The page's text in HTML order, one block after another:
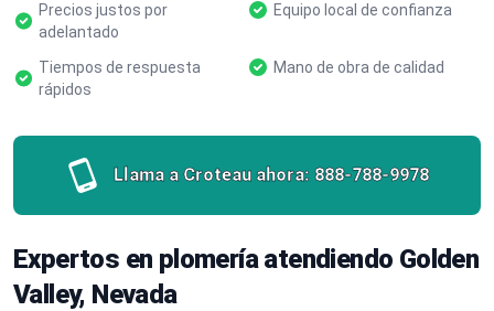
Precios justos por
adelantado
Equipo local de confianza
Tiempos de respuesta
rápidos
Mano de obra de calidad
Llama a Croteau ahora: 888-788-9978
Expertos en plomería atendiendo Golden
Valley, Nevada